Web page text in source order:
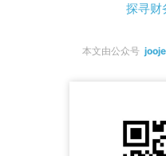
探寻财
本文由公众号